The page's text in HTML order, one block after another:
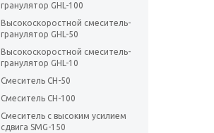
гранулятор GHL-100
Высокоскоростной смеситель-
гранулятор GHL-50
Высокоскоростной смеситель-
гранулятор GHL-10
Смеситель CH-50
Смеситель CH-100
Смеситель с высоким усилием
сдвига SMG-150